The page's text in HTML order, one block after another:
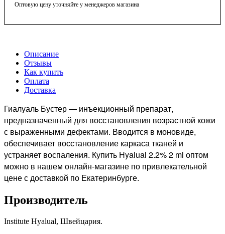
Оптовую цену уточняйте у менеджеров магазина
Описание
Отзывы
Как купить
Оплата
Доставка
Гиалуаль Бустер — инъекционный препарат,
предназначенный для восстановления возрастной кожи
с выраженными дефектами. Вводится в моновиде,
обеспечивает восстановление каркаса тканей и
устраняет воспаления. Купить Hyalual 2.2% 2 ml оптом
можно в нашем онлайн-магазине по привлекательной
цене с доставкой по Екатеринбурге.
Производитель
Institute Hyalual, Швейцария.